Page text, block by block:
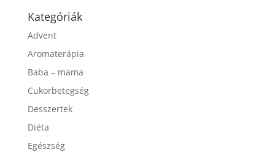
Kategóriák
Advent
Aromaterápia
Baba – mama
Cukorbetegség
Desszertek
Diéta
Egészség